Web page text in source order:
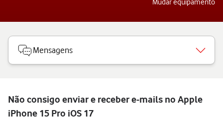
Mensagens
Não consigo enviar e receber e-mails no Apple
iPhone 15 Pro iOS 17